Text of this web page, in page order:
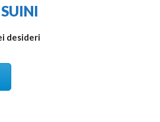
desideri